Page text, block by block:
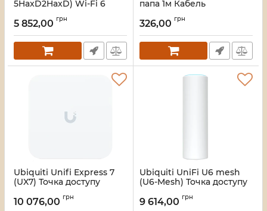
5HaxD2HaxD) Wi-Fi 6
Артикул:16_109943
5 852,00 грн
папа 1м Кабель
326,00 грн
Ubiquiti Unifi Express 7
(UX7) Точка доступу
10 076,00 грн
Ubiquiti UniFi U6 mesh
(U6-Mesh) Точка доступу
9 614,00 грн